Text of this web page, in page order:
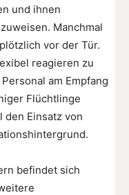
und ihnen
Manchmal
vor der Tür.
reagieren zu
am Empfang
Flüchtlinge
den Einsatz von
befindet sich